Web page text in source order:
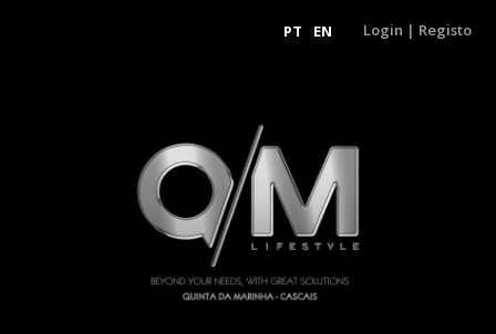
PT EN Login | Registo